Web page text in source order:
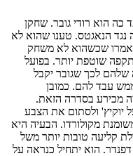
כה הוא רודי גובר. שחקן
הנאגטס. טענו שהוא לא
אמרו שכשהוא לא משחק
שוטפת יותר. בפועל
שלהם לכך שגובר יקבל
עבד להם. כמובן
מכירע בסדרה הזאת.
יוקיץ' ולסתום את הצבע
מקולורדו. הבעיה היא
קליעה טובות יותר משל
הוא יתחיל כנראה על